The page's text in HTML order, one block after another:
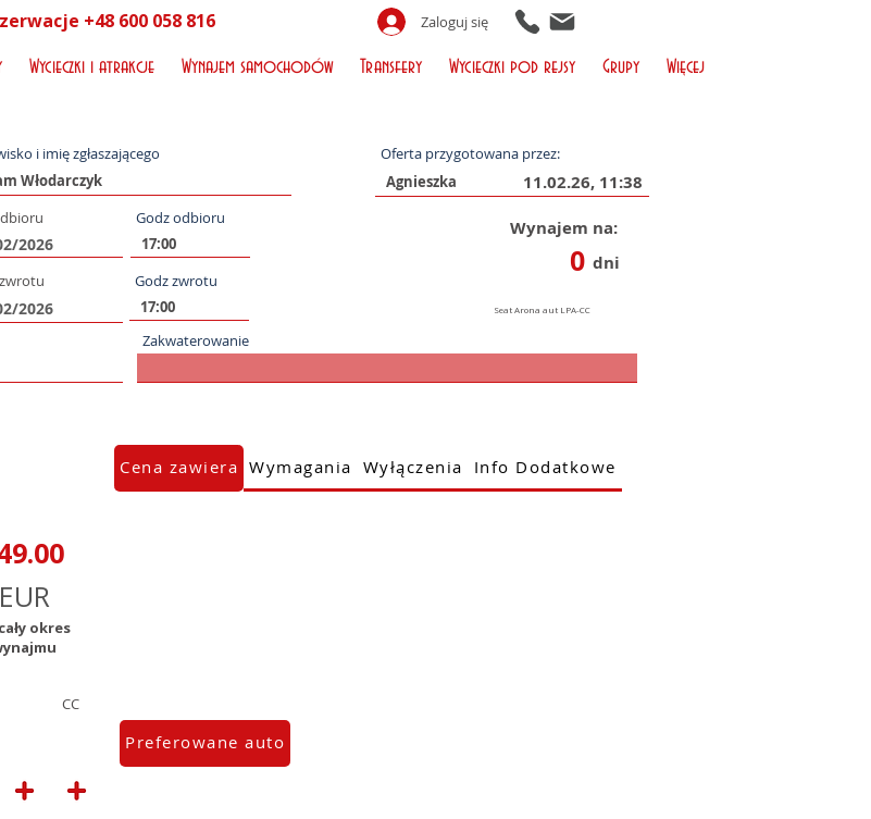
+48 600 058 816 Zaloguj się
Wycieczki i atrakcje Wynajem samochodów Transfery Wycieczki pod rejsy Grupy Więcej
i imię zgłaszającego Oferta przygotowana przez:
11.02.26, 11:38
Godz odbioru
Godz zwrotu
Wynajem na:
0 dni
Zakwaterowanie
okres
CC
Cena zawiera Wymagania Wyłączenia Info Dodatkowe
Preferowane auto